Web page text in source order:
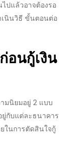
ปแล้วอาจต้องรอ
เนินวิธี ขั้นตอนต่อ
อนกู้เงิน
ามนิยมอยู่2 แบบ
กับแต่ละธนาคาร
ในการตัดสินใจกู้